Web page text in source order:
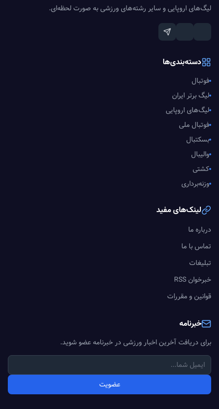
لیگ‌های اروپایی و سایر رشته‌های ورزشی به صورت لحظه‌ای.
دسته‌بندی‌ها
فوتبال
لیگ برتر ایران
لیگ‌های اروپایی
فوتبال ملی
بسکتبال
والیبال
کشتی
وزنه‌برداری
لینک‌های مفید
درباره ما
تماس با ما
تبلیغات
خبرخوان RSS
قوانین و مقررات
خبرنامه
برای دریافت آخرین اخبار ورزشی در خبرنامه عضو شوید.
عضویت